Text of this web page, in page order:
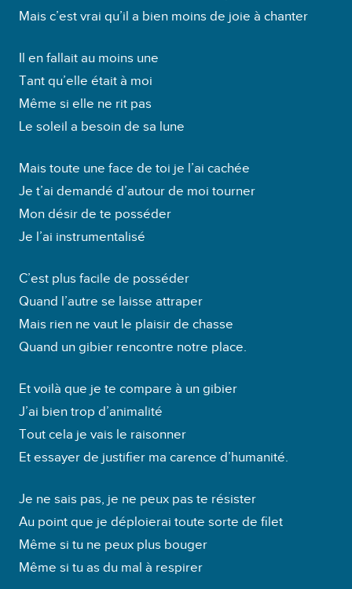
Mais c’est vrai qu’il a bien moins de joie à chanter
Il en fallait au moins une
Tant qu’elle était à moi
Même si elle ne rit pas
Le soleil a besoin de sa lune
Mais toute une face de toi je l’ai cachée
Je t’ai demandé d’autour de moi tourner
Mon désir de te posséder
Je l’ai instrumentalisé
C’est plus facile de posséder
Quand l’autre se laisse attraper
Mais rien ne vaut le plaisir de chasse
Quand un gibier rencontre notre place.
Et voilà que je te compare à un gibier
J’ai bien trop d’animalité
Tout cela je vais le raisonner
Et essayer de justifier ma carence d’humanité.
Je ne sais pas, je ne peux pas te résister
Au point que je déploierai toute sorte de filet
Même si tu ne peux plus bouger
Même si tu as du mal à respirer